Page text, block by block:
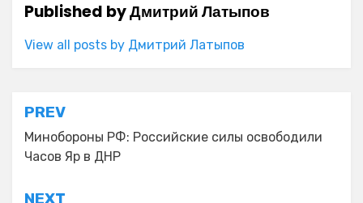
Published byДмитрий Латыпов
View all posts by Дмитрий Латыпов
Навигация
по
записям
PREV
Минобороны РФ: Российские силы освободили
Часов Яр в ДНР
NEXT